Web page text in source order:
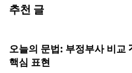
추천 글
오늘의 문법: 부정부사 비
핵심 표현